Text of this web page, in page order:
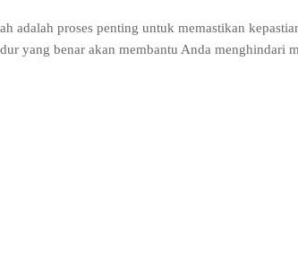
adalah proses penting untuk memastikan
yang benar akan membantu Anda menghindari